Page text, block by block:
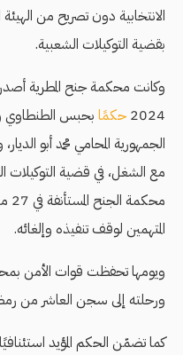
الانتخابية دون تصريح من الهيئة
بقضية التوكيلات الشعبية.
2024 حكمًا بحبس الطنطاوي
مع الشغل، في قضية التوكيلات
المتهمين لوقف تنفيذه وإلغائه.
ويومها تحفظت قوات الأمن
ورحلته إلى سجن العاشر من
كما تضمّن الحكم المؤيد